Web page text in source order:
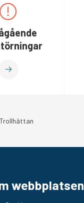
webbplatsen